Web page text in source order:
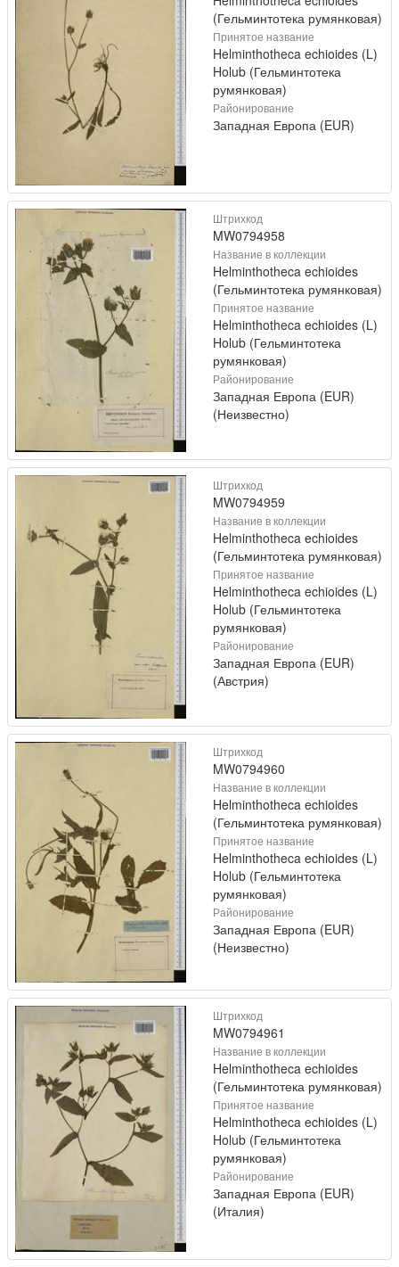
(Гельминтотека румянковая)
Принятое название
Helminthotheca echioides (L)
Holub (Гельминтотека
румянковая)
Районирование
Западная Европа (EUR)
Штрихкод
MW0794958
Название в коллекции
Helminthotheca echioides
(Гельминтотека румянковая)
Принятое название
Helminthotheca echioides (L)
Holub (Гельминтотека
румянковая)
Районирование
Западная Европа (EUR)
(Неизвестно)
Штрихкод
MW0794959
Название в коллекции
Helminthotheca echioides
(Гельминтотека румянковая)
Принятое название
Helminthotheca echioides (L)
Holub (Гельминтотека
румянковая)
Районирование
Западная Европа (EUR)
(Австрия)
Штрихкод
MW0794960
Название в коллекции
Helminthotheca echioides
(Гельминтотека румянковая)
Принятое название
Helminthotheca echioides (L)
Holub (Гельминтотека
румянковая)
Районирование
Западная Европа (EUR)
(Неизвестно)
Штрихкод
MW0794961
Название в коллекции
Helminthotheca echioides
(Гельминтотека румянковая)
Принятое название
Helminthotheca echioides (L)
Holub (Гельминтотека
румянковая)
Районирование
Западная Европа (EUR)
(Италия)